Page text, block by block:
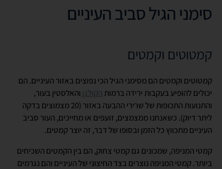
סימני הגיל סביב העיניים
קמטוטים וקמטים
קמטוטים וקמטים הם מסימני הגיל הכי נפוצים באזור העיניים. הם
יכולים להופיע בעקבות ירידה ברמותהקולגן והאלסטין בעור,
והתנועות התכופות של שרירי ההבעה באזור (20 מצמוצים בדקה
ליתר דיוק). כשאנחנו ממצמצים, זועפים או מחייכים, העור סביב
העיניים מתכווץ כל הזמן ובסופו של דבר, זה יוצר קמטים.
קמטי המניפה, שמכונים גם קמטי צחוק, הם בין הקמטים השכיחים
ביותר. קמטי המניפה נוצרים בצד החיצוני של העיניים והם נגרמים